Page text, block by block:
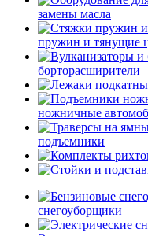
замены масла
пружин и тянущие
борторасширители
ножничные
подъемники
снегоуборщики